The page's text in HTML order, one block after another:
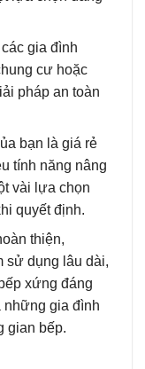
gia đình
cư hoặc
pháp an toàn
bạn là giá rẻ
tính năng nâng
vài lựa chọn
quyết định.
thiện,
sử dụng lâu dài,
xứng đáng
những gia đình
gian bếp.